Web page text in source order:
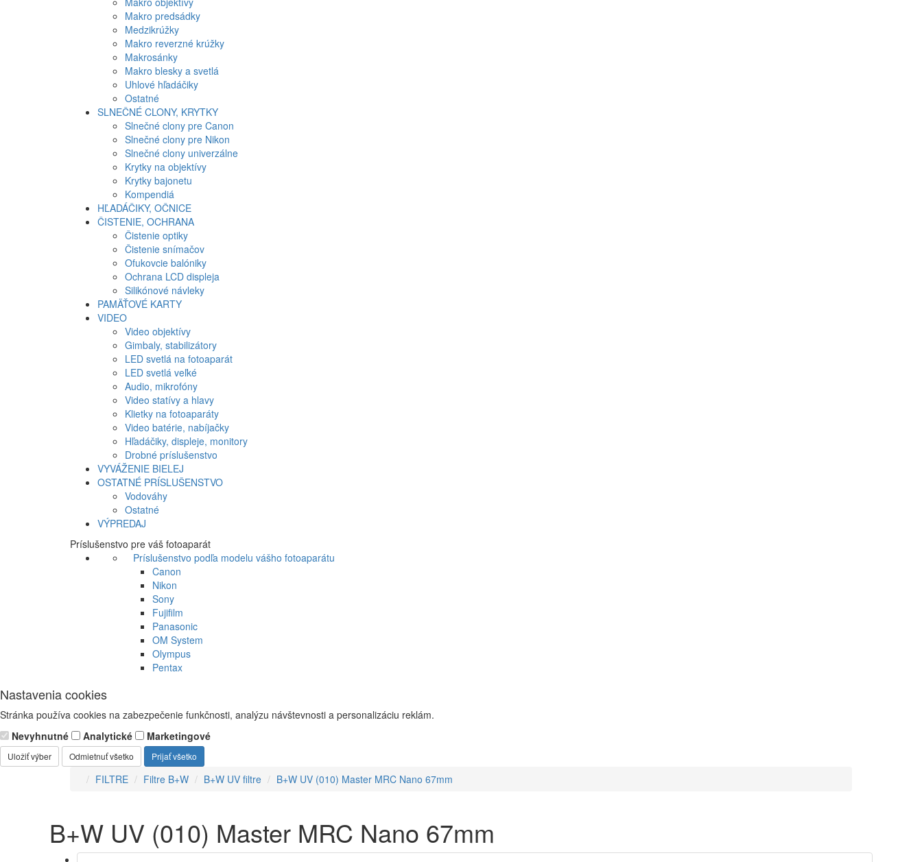
Makro predsádky
Medzikrúžky
Makro reverzné krúžky
Makrosánky
Makro blesky a svetlá
Uhlové hľadáčiky
Ostatné
SLNEČNÉ CLONY, KRYTKY
Slnečné clony pre Canon
Slnečné clony pre Nikon
Slnečné clony univerzálne
Krytky na objektívy
Krytky bajonetu
Kompendiá
HĽADÁČIKY, OČNICE
ČISTENIE, OCHRANA
Čistenie optiky
Čistenie snímačov
Ofukovcie balóniky
Ochrana LCD displeja
Silikónové návleky
PAMÄŤOVÉ KARTY
VIDEO
Video objektívy
Gimbaly, stabilizátory
LED svetlá na fotoaparát
LED svetlá veľké
Audio, mikrofóny
Video statívy a hlavy
Klietky na fotoaparáty
Video batérie, nabíjačky
Hľadáčiky, displeje, monitory
Drobné príslušenstvo
VYVÁŽENIE BIELEJ
OSTATNÉ PRÍSLUŠENSTVO
Vodováhy
Ostatné
VÝPREDAJ
Príslušenstvo pre váš fotoaparát
Príslušenstvo podľa modelu vášho fotoaparátu
Canon
Nikon
Sony
Fujifilm
Panasonic
OM System
Olympus
Pentax
Nastavenia cookies
Stránka používa cookies na zabezpečenie funkčnosti, analýzu návštevnosti a personalizáciu reklám.
Nevyhnutné
Analytické Marketingové
Uložiť výber Odmietnuť všetko Prijať všetko
FILTRE Filtre B+W B+W UV filtre B+W UV (010) Master MRC Nano 67mm
B+W UV (010) Master MRC Nano 67mm